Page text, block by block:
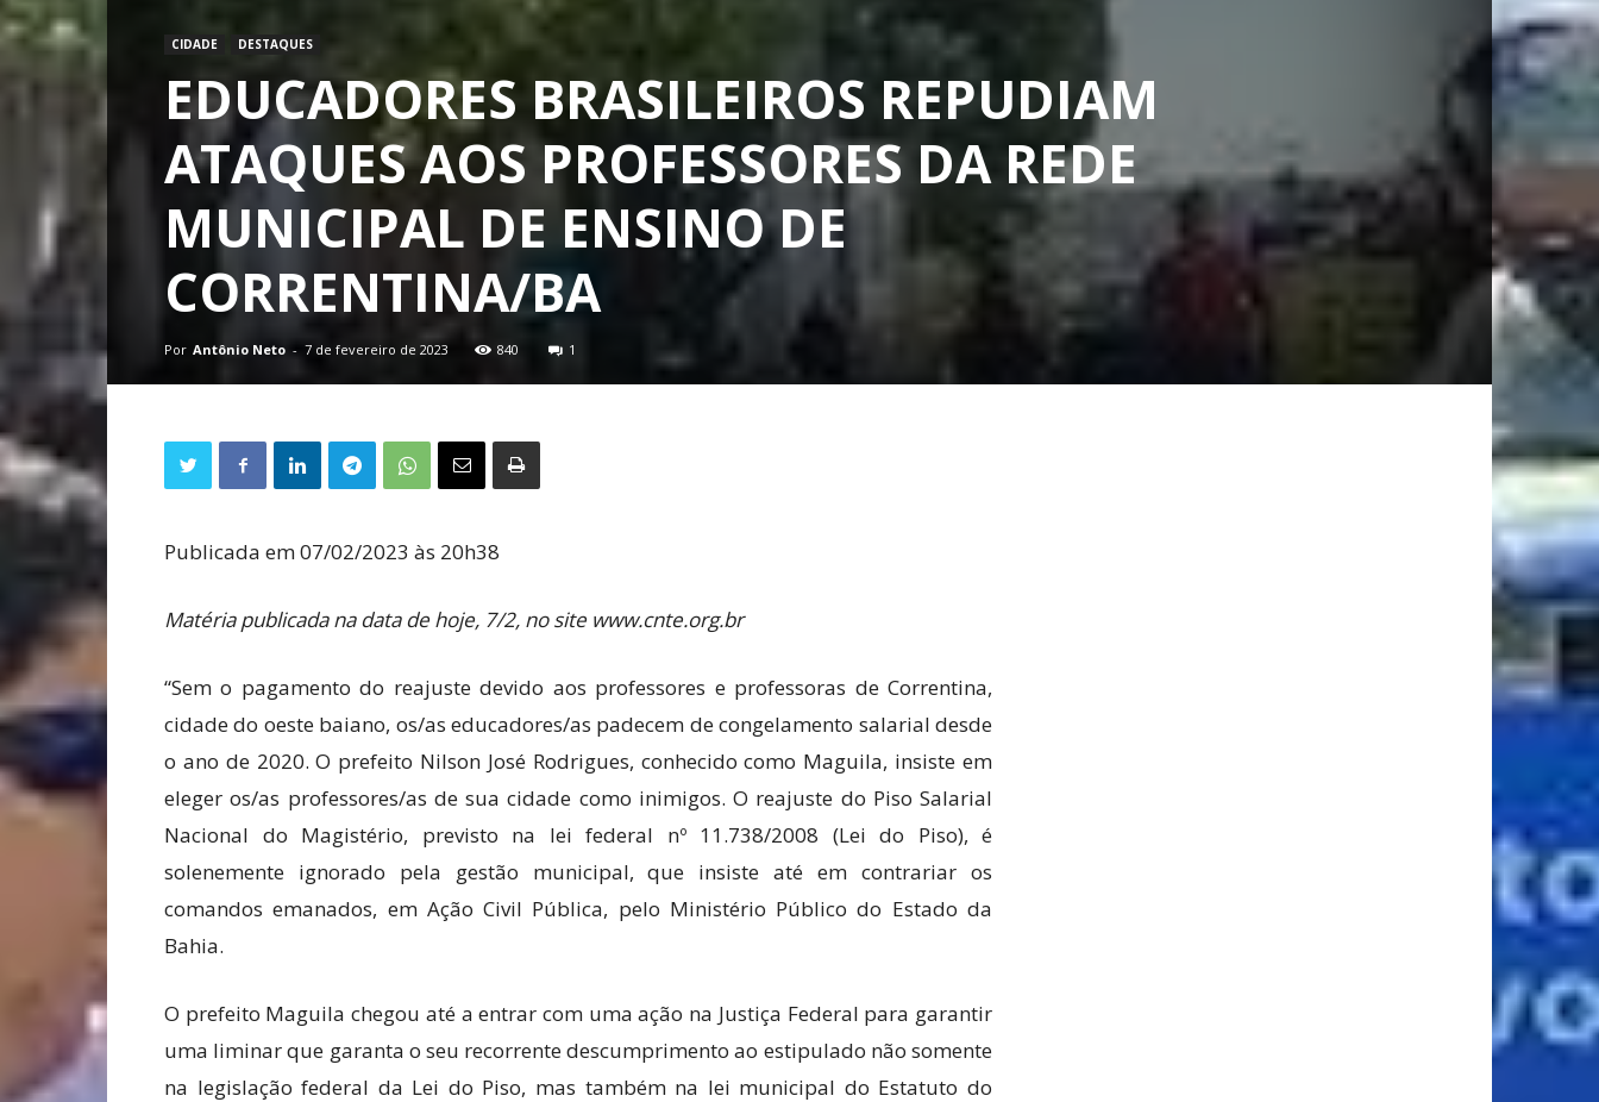
CIDADE DESTAQUES
EDUCADORES BRASILEIROS REPUDIAM
ATAQUES AOS PROFESSORES DA REDE
MUNICIPAL DE ENSINO DE
CORRENTINA/BA
Por Antônio Neto - 7 de fevereiro de 2023 840 1
Publicada em 07/02/2023 às 20h38
Matéria publicada na data de hoje, 7/2, no site www.cnte.org.br
“Sem o pagamento do reajuste devido aos professores e professoras de Correntina,
cidade do oeste baiano, os/as educadores/as padecem de congelamento salarial desde
o ano de 2020. O prefeito Nilson José Rodrigues, conhecido como Maguila, insiste em
eleger os/as professores/as de sua cidade como inimigos. O reajuste do Piso Salarial
Nacional do Magistério, previsto na lei federal nº 11.738/2008 (Lei do Piso), é
solenemente ignorado pela gestão municipal, que insiste até em contrariar os
comandos emanados, em Ação Civil Pública, pelo Ministério Público do Estado da
Bahia.
O prefeito Maguila chegou até a entrar com uma ação na Justiça Federal para garantir
uma liminar que garanta o seu recorrente descumprimento ao estipulado não somente
na legislação federal da Lei do Piso, mas também na lei municipal do Estatuto do